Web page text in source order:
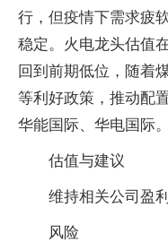
行，但疫情下需求疲
稳定。火电龙头估值
回到前期低位，随着
等利好政策，推动配
华能国际、华电国际。
估值与建议
维持相关公司盈
风险